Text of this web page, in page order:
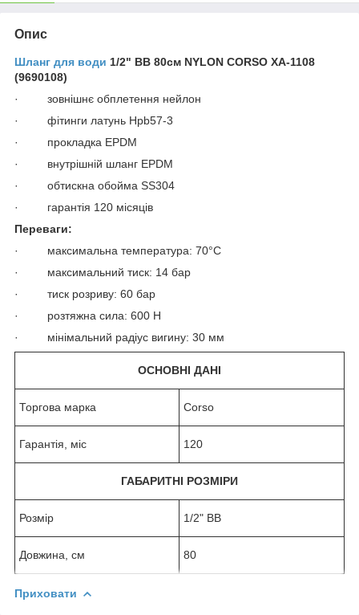
Опис
Шланг для води 1/2" ВВ 80см NYLON CORSO XA-1108
(9690108)
· зовнішнє обплетення нейлон
· фітинги латунь Hpb57-3
· прокладка EPDM
· внутрішній шланг EPDM
· обтискна обойма SS304
· гарантія 120 місяців
Переваги:
· максимальна температура: 70°C
· максимальний тиск: 14 бар
· тиск розриву: 60 бар
· розтяжна сила: 600 Н
· мінімальний радіус вигину: 30 мм
ОСНОВНІ ДАНІ
Торгова марка Corso
Гарантія, міс 120
ГАБАРИТНІ РОЗМІРИ
Розмір 1/2" ВВ
Довжина, см 80
Приховати